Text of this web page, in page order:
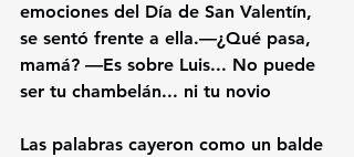
emociones del Día de San Valentín,
se sentó frente a ella.—¿Qué pasa,
mamá? —Es sobre Luis... No puede
ser tu chambelán... ni tu novio
Las palabras cayeron como un balde